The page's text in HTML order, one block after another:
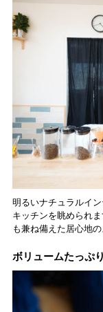
明るいナチュラルイ
キッチンを眺められ
も兼ね備えた居心地の
ボリュームたっぷ